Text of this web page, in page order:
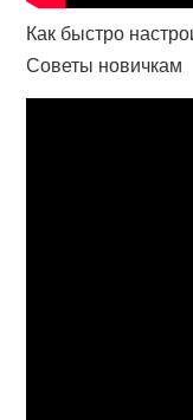
Как быстро
Советы новичкам